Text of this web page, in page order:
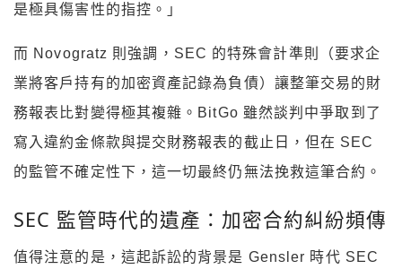
是極具傷害性的指控。」
而 Novogratz 則強調，SEC 的特殊會計準則（要求企
業將客戶持有的加密資產記錄為負債）讓整筆交易的財
務報表比對變得極其複雜。BitGo 雖然談判中爭取到了
寫入違約金條款與提交財務報表的截止日，但在 SEC
的監管不確定性下，這一切最終仍無法挽救這筆合約。
SEC 監管時代的遺產：加密合約糾紛頻傳
值得注意的是，這起訴訟的背景是 Gensler 時代 SEC